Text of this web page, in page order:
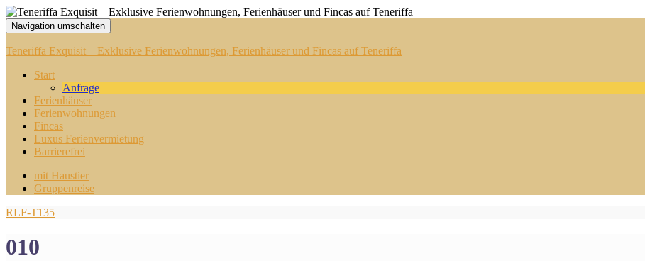
Navigation umschalten
Teneriffa Exquisit – Exklusive Ferienwohnungen, Ferienhäuser und Fincas auf Teneriffa
Start
Anfrage
Ferienhäuser
Ferienwohnungen
Fincas
Luxus Ferienvermietung
Barrierefrei
mit Haustier
Gruppenreise
RLF-T135
010